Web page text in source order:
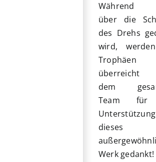
Während
über die
des Drehs
wird,
Trophäen
überreicht
dem
Team für
dieses
Werk gedankt!